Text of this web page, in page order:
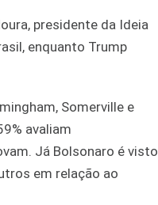
presidente da Ideia
enquanto Trump
Somerville e
avaliam
Já Bolsonaro é visto
em relação ao